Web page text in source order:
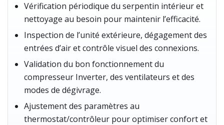
Vérification périodique du serpentin intérieur et
nettoyage au besoin pour maintenir l’efficacité.
Inspection de l’unité extérieure, dégagement des
entrées d’air et contrôle visuel des connexions.
Validation du bon fonctionnement du
compresseur Inverter, des ventilateurs et des
modes de dégivrage.
Ajustement des paramètres au
thermostat/contrôleur pour optimiser confort et